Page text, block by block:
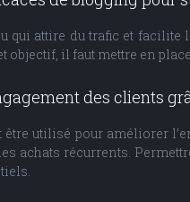
qui attire du trafic et facilite
objectif, il faut mettre en
des clients
être utilisé pour améliorer
achats récurrents.